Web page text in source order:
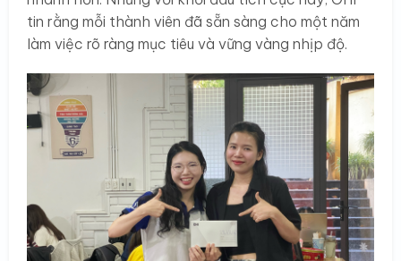
tin rằng mỗi thành viên đã sẵn sàng cho một năm
làm việc rõ ràng mục tiêu và vững vàng nhịp độ.